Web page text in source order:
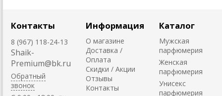
Контакты
8 (967) 118-24-13
Shaik-
Premium@bk.ru
Обратный
звонок
Информация
О магазине
Доставка /
Оплата
Скидки / Акции
Отзывы
Контакты
Каталог
Мужская
парфюмерия
Женская
парфюмерия
Унисекс
парфюмерия